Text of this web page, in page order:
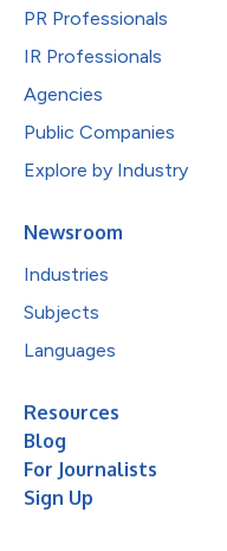
PR Professionals
IR Professionals
Agencies
Public Companies
Explore by Industry
Newsroom
Industries
Subjects
Languages
Resources
Blog
For Journalists
Sign Up